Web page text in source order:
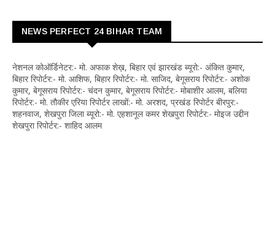
NEWS PERFECT 24 BIHAR TEAM
नेशनल कोऑर्डिनेटर:- मो. अफाक शेख़, बिहार एवं झारखंड ब्यूरो:- अंकित कुमार,
बिहार रिपोर्टर:- मो. आशिफ, बिहार रिपोर्टर:- मो. साजिद, बेगूसराय रिपोर्टर:- अशोक
कुमार, बेगूसराय रिपोर्टर:- चंदन कुमार, बेगूसराय रिपोर्टर:- मोबाशीर आलम, बलिया
रिपोर्टर:- मो. तौकीर एरिया रिपोर्टर लाखों:- मो. अरशद, प्रखंड रिपोर्टर बीरपुर:-
शहनवाज, शेखपुरा जिला ब्यूरो:- मो. एहशानूल कमर शेखपुरा रिपोर्टर:- मोइज उद्दीन
शेखपुरा रिपोर्टर:- शाहिद आलम